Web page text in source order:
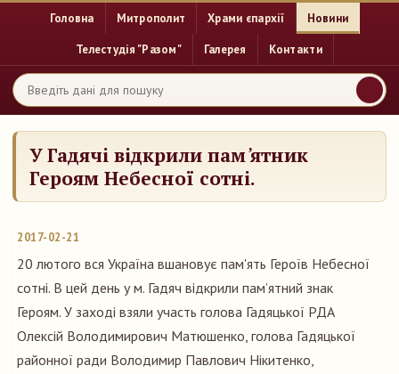
Головна Митрополит Храми єпархії Новини
Телестудія "Разом" Галерея Контакти
У Гадячі відкрили пам ̓ятник
Героям Небесної сотні.
2017-02-21
20 лютого вся Україна вшановує пам'ять Героїв Небесної
сотні. В цей день у м. Гадяч відкрили пам’ятний знак
Героям. У заході взяли участь голова Гадяцької РДА
Олексій Володимирович Матюшенко, голова Гадяцької
районної ради Володимир Павлович Нікитенко,